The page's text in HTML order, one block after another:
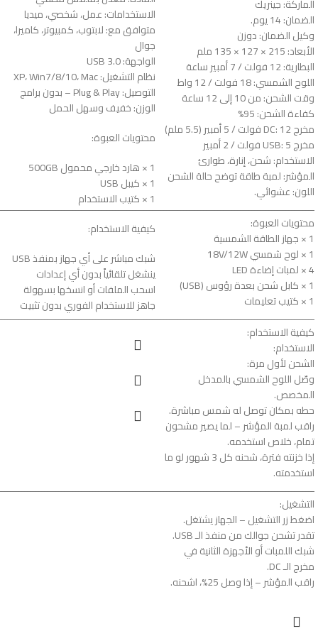
الماركة: جينريك
الضمان: 14 يوم.
وكيل الضمان: دوزن
الأبعاد: 215 × 127 × 135 ملم
البطارية: 12 فولت / 7 أمبير ساعة
اللوح الشمسي: 18 فولت / 12 واط
وقت الشحن: من 10 إلى 12 ساعة
كفاءة الشحن: 95%
مخرج DC: 12 فولت / 5 أمبير (5.5 ملم)
مخرج USB: 5 فولت / 2 أمبير
الاستخدام: شحن، إنارة، طوارئ
المؤشر: لمبة طاقة توضح حالة الشحن
اللون: عشوائي.
محتويات العبوة:
1 × جهاز الطاقة الشمسية
1 × لوح شمسي 18V/12W
4 × لمبات إضاءة LED
1 × كابل شحن بعدة رؤوس (USB)
1 × كتيب تعليمات
كيفية الاستخدام:
الاستخدام:
الشحن لأول مرة:
وصّل اللوح الشمسي بالمدخل
المخصص.
حطه بمكان توصل له شمس مباشرة.
راقب لمبة المؤشر – لما يصير مشحون
تمام، خلاص استخدمه.
إذا خزنته فترة، شحنه كل 3 شهور لو ما
استخدمته.
التشغيل:
اضغط زر التشغيل – الجهاز يشتغل.
تقدر تشحن جوالك من منفذ الـ USB.
شبك اللمبات أو الأجهزة الثانية في
مخرج الـ DC.
راقب المؤشر – إذا وصل 25%، اشحنه.
الاستخدامات: عمل، شخصي، ميديا
متوافق مع: لابتوب، كمبيوتر، كاميرا،
جوال
الواجهة: USB 3.0
نظام التشغيل: XP، Win7/8/10، Mac
التوصيل: Plug & Play – بدون برامج
الوزن: خفيف وسهل الحمل
محتويات العبوة:
1 × هارد خارجي محمول 500GB
1 × كيبل USB
1 × كتيب الاستخدام
كيفية الاستخدام:
شبك مباشر على أي جهاز بمنفذ USB
ينشغل تلقائياً بدون أي إعدادات
اسحب الملفات أو انسخها بسهولة
جاهز للاستخدام الفوري بدون تثبيت